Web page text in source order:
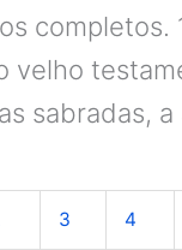
completos.
velho
sabradas, a
3 4